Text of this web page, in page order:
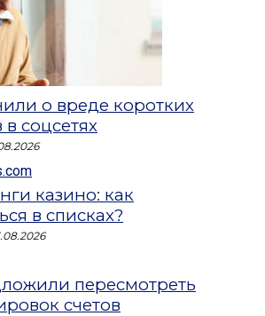
о вреде коротких
соцсетях
казино: как
в списках?
пересмотреть
счетов